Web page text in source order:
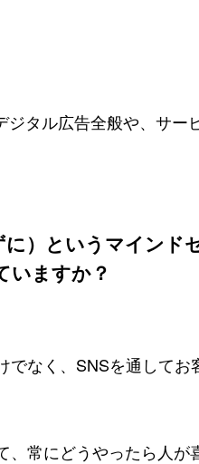
ジタル広告全般や、サー
）というマインド
いますか？
でなく、SNSを通してお
、常にどうやったら人が